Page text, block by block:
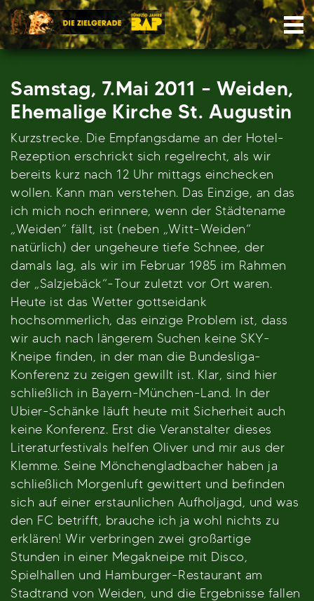
Skip
to
content
Samstag, 7.Mai 2011 – Weiden,
Ehemalige Kirche St. Augustin
Kurzstrecke. Die Empfangsdame an der Hotel-
Rezeption erschrickt sich regelrecht, als wir
bereits kurz nach 12 Uhr mittags einchecken
wollen. Kann man verstehen. Das Einzige, an das
ich mich noch erinnere, wenn der Städtename
„Weiden“ fällt, ist (neben „Witt-Weiden“
natürlich) der ungeheure tiefe Schnee, der
damals lag, als wir im Februar 1985 im Rahmen
der „Salzjebäck“-Tour zuletzt vor Ort waren.
Heute ist das Wetter gottseidank
hochsommerlich, das einzige Problem ist, dass
wir auch nach längerem Suchen keine SKY-
Kneipe finden, in der man die Bundesliga-
Konferenz zu zeigen gewillt ist. Klar, sind hier
schließlich in Bayern-München-Land. In der
Ubier-Schänke läuft heute mit Sicherheit auch
keine Konferenz. Erst die Veranstalter dieses
Literaturfestivals helfen Oliver und mir aus der
Klemme. Seine Mönchengladbacher haben ja
schließlich Morgenluft gewittert und befinden
sich auf einer erstaunlichen Aufholjagd, und was
den FC betrifft, brauche ich ja wohl nichts zu
erklären! Wir verbringen zwei großartige
Stunden in einer Megakneipe mit Disco,
Spielhallen und Hamburger-Restaurant am
Stadtrand von Weiden, und die Ergebnisse fallen